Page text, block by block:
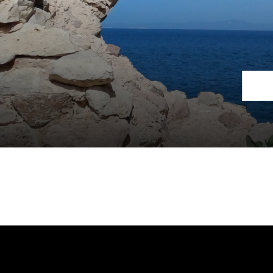
Verantwortlich für die Inhalte
Martina Adami
Haftung
Trotz sorgfältiger inhaltlicher Kontrolle übernehmen wir
deren Betreiber:innen verantwortlich.
Bildnachweise
https://pixabay.com/